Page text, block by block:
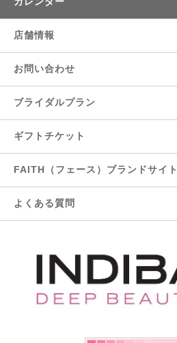
店舗情報
お問い合わせ
ブライダルプラン
ギフトチケット
FAITH（フェース）ブランドサイト
よくある質問